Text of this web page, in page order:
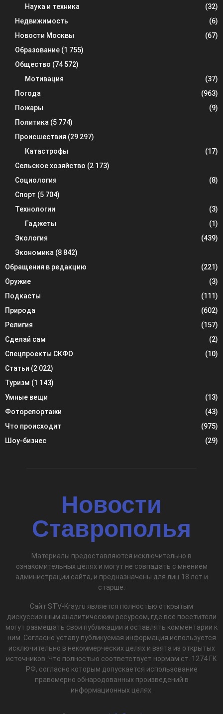
Наука и техника
(32)
Недвижимость
(6)
Новости Москвы
(67)
Образование (1 755)
Общество (74 572)
Мотивация
(37)
Погода
(963)
Пожары
(9)
Политика (5 774)
Происшествия (29 297)
Катастрофы
(17)
Сельское хозяйство (2 173)
Социология
(8)
Спорт (5 704)
Технологии
(3)
Гаджеты
(1)
Экология
(439)
Экономика (8 842)
Обращения в редакцию
(221)
Оружие
(3)
Подкасты
(111)
Природа
(602)
Религия
(157)
Сделай сам
(2)
Спецпроекты СКФО
(10)
Статьи (2 022)
Туризм (1 143)
Умные вещи
(13)
Фоторепортажи
(43)
Что происходит
(975)
Шоу-бизнес
(29)
Новости
Ставрополья
Материалы предоставляются исключительно в
ознакомительных целях и могут не совпадать с мнением
администрации сайта, и предназначены для лиц 18 лет и
старше.
Сайт STV-Kray.ru является полностью открытым
дискуссионным аналитическим ресурсом, где все посетители
могут размещать свои публикации и оставлять комментарии к
ним. Согласно уставу публикуемая информация используется
исключительно в некоммерческих целях и взята из открытых
источников. Что полностью соответствует нормам ст. 1274 ГК
РФ, согласно которым допускается использование
правомерно обнародованных произведений в
информационных целях.